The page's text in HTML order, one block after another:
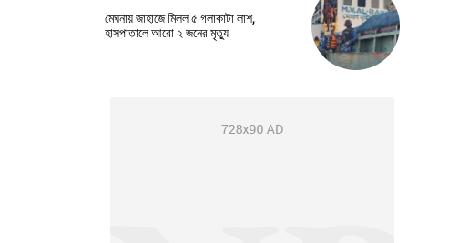
মেঘনায় জাহাজে মিলল ৫ গলাকাটা লাশ,
হাসপাতালে আরো ২ জনের মৃত্যু